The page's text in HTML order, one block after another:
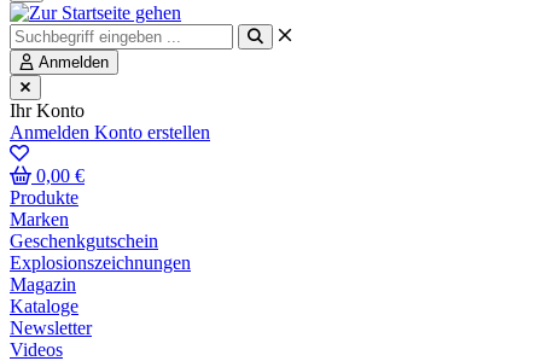
Anmelden
Ihr Konto
Anmelden Konto erstellen
0,00 €
Produkte
Marken
Geschenkgutschein
Explosionszeichnungen
Magazin
Kataloge
Newsletter
Videos